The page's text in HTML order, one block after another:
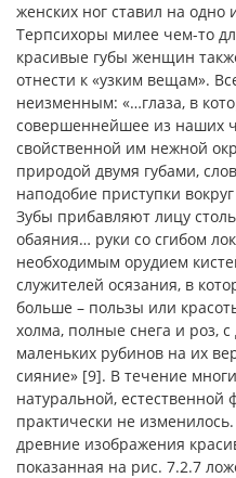
женских ног ставил на
Терпсихоры милее чем-то
красивые губы женщин
отнести к «узким вещам».
неизменным: «…глаза, в
совершеннейшее из наших
свойственной им нежной
природой двумя губами,
наподобие приступки
Зубы прибавляют лицу
обаяния… руки со сгибом
необходимым орудием
служителей осязания, в
больше – пользы или
холма, полные снега и роз,
маленьких рубинов на их
сияние» [9]. В течение
натуральной, естественной
практически не
древние изображения
показанная на рис. 7.2.7